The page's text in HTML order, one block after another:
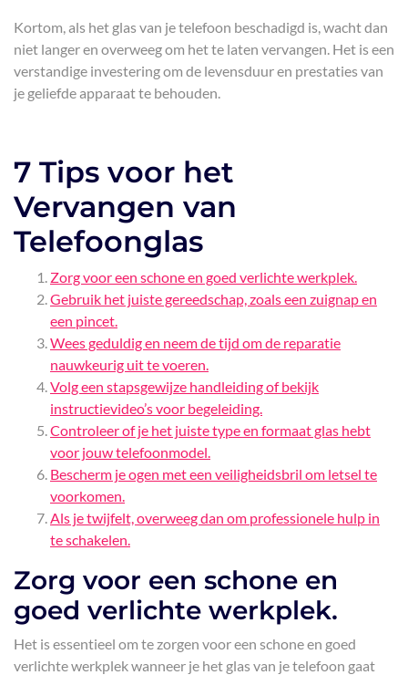
Kortom, als het glas van je telefoon beschadigd is, wacht dan
niet langer en overweeg om het te laten vervangen. Het is een
verstandige investering om de levensduur en prestaties van
je geliefde apparaat te behouden.
7 Tips voor het
Vervangen van
Telefoonglas
Zorg voor een schone en goed verlichte werkplek.
Gebruik het juiste gereedschap, zoals een zuignap en
een pincet.
Wees geduldig en neem de tijd om de reparatie
nauwkeurig uit te voeren.
Volg een stapsgewijze handleiding of bekijk
instructievideo’s voor begeleiding.
Controleer of je het juiste type en formaat glas hebt
voor jouw telefoonmodel.
Bescherm je ogen met een veiligheidsbril om letsel te
voorkomen.
Als je twijfelt, overweeg dan om professionele hulp in
te schakelen.
Zorg voor een schone en
goed verlichte werkplek.
Het is essentieel om te zorgen voor een schone en goed
verlichte werkplek wanneer je het glas van je telefoon gaat